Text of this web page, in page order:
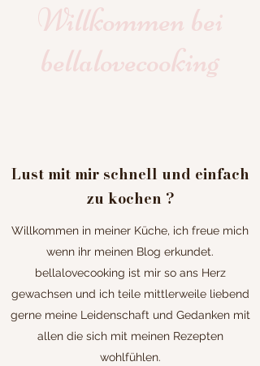
Willkommen bei
bellalovecooking
Lust mit mir schnell und einfach
zu kochen ?
Willkommen in meiner Küche, ich freue mich
wenn ihr meinen Blog erkundet.
bellalovecooking ist mir so ans Herz
gewachsen und ich teile mittlerweile liebend
gerne meine Leidenschaft und Gedanken mit
allen die sich mit meinen Rezepten
wohlfühlen.